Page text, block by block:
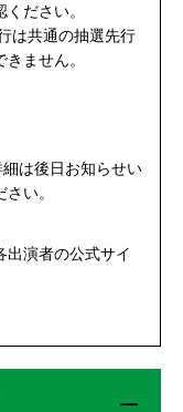
ださい。
は共通の抽選先行
ません。
は後日お知らせい
い。
演者の公式サイ